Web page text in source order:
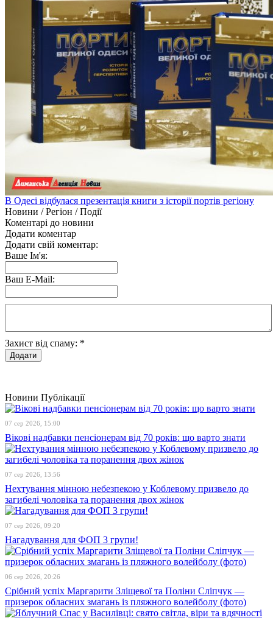
В Одесі відбулася презентація книги з історії портів регіону
Новини / Регіон / Події
Коментарі до новини
Додати коментар
Додати свій коментар:
Ваше Ім'я:
Ваш E-Mail:
Захист від спаму: *
Новини Публікації
07 сер 2026, 15:00
Вікові надбавки пенсіонерам від 70 років: що варто знати
07 сер 2026, 13:56
Нехтування мінною небезпекою у Коблевому призвело до
загибелі чоловіка та поранення двох жінок
07 сер 2026, 09:20
Нагадування для ФОП 3 групи!
06 сер 2026, 20:26
Срібний успіх Маргарити Зліщевої та Поліни Сліпчук —
призерок обласних змагань із пляжного волейболу (фото)